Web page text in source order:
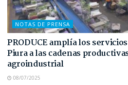
NOTAS DE PRENSA
PRODUCE amplía los
Piura a las cadenas
agroindustrial
08/07/2025